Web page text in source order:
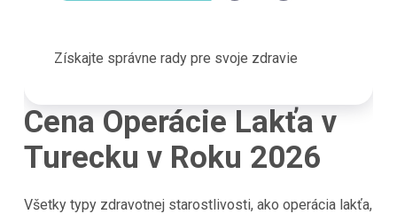
Získajte správne rady pre svoje zdravie
Cena Operácie Lakťa v
Turecku v Roku 2026
Všetky typy zdravotnej starostlivosti, ako operácia lakťa,